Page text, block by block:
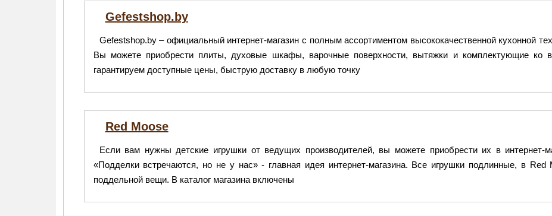
Gefestshop.by
Gefestshop.by – официальный интернет-магазин с полным ассортиментом высококачественной кухонной
Вы можете приобрести плиты, духовые шкафы, варочные поверхности, вытяжки и комплектующие ко
гарантируем доступные цены, быструю доставку в любую точку
Red Moose
Если вам нужны детские игрушки от ведущих производителей, вы можете приобрести их в интернет-
«Подделки встречаются, но не у нас» - главная идея интернет-магазина. Все игрушки подлинные, в Red
поддельной вещи. В каталог магазина включены